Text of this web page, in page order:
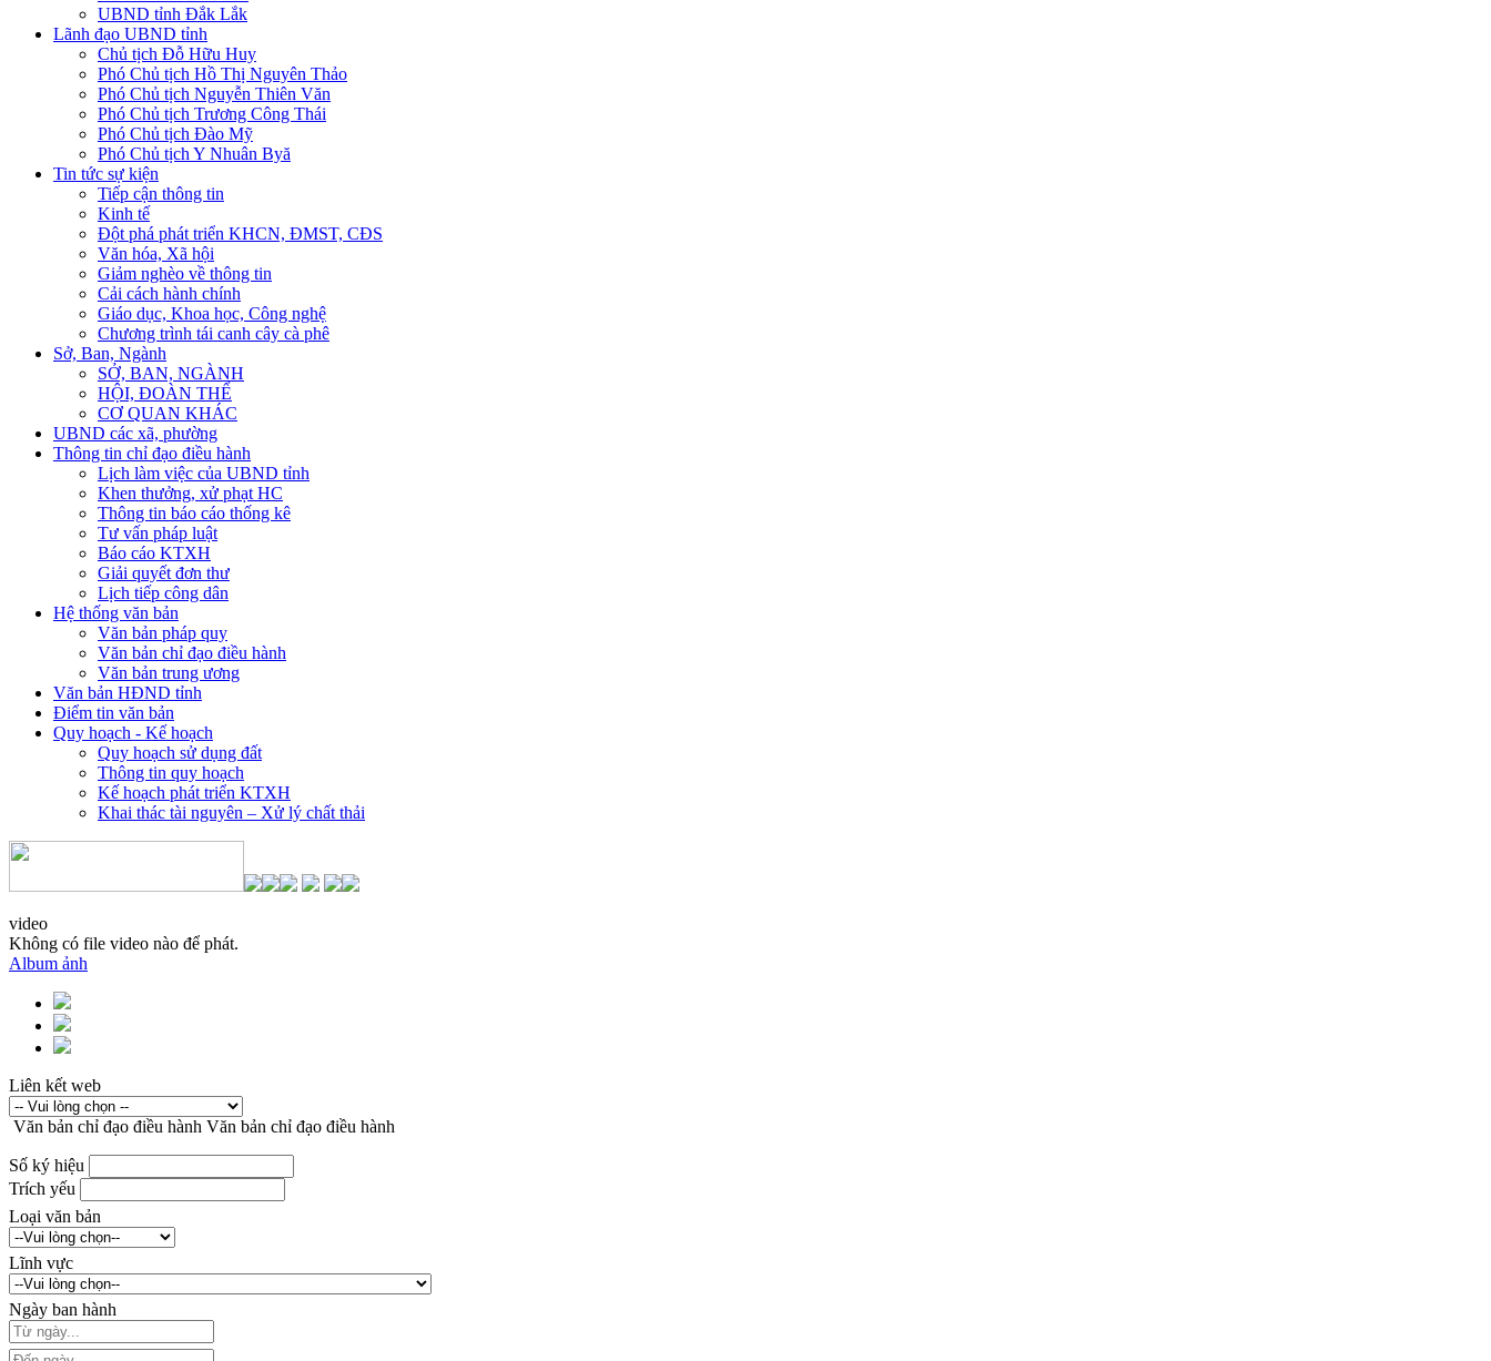
UBND tỉnh Đắk Lắk
Lãnh đạo UBND tỉnh
Chủ tịch Đỗ Hữu Huy
Phó Chủ tịch Hồ Thị Nguyên Thảo
Phó Chủ tịch Nguyễn Thiên Văn
Phó Chủ tịch Trương Công Thái
Phó Chủ tịch Đào Mỹ
Phó Chủ tịch Y Nhuân Byă
Tin tức sự kiện
Tiếp cận thông tin
Kinh tế
Đột phá phát triển KHCN, ĐMST, CĐS
Văn hóa, Xã hội
Giảm nghèo về thông tin
Cải cách hành chính
Giáo dục, Khoa học, Công nghệ
Chương trình tái canh cây cà phê
Sở, Ban, Ngành
SỞ, BAN, NGÀNH
HỘI, ĐOÀN THỂ
CƠ QUAN KHÁC
UBND các xã, phường
Thông tin chỉ đạo điều hành
Lịch làm việc của UBND tỉnh
Khen thưởng, xử phạt HC
Thông tin báo cáo thống kê
Tư vấn pháp luật
Báo cáo KTXH
Giải quyết đơn thư
Lịch tiếp công dân
Hệ thống văn bản
Văn bản pháp quy
Văn bản chỉ đạo điều hành
Văn bản trung ương
Văn bản HĐND tỉnh
Điểm tin văn bản
Quy hoạch - Kế hoạch
Quy hoạch sử dụng đất
Thông tin quy hoạch
Kế hoạch phát triển KTXH
Khai thác tài nguyên – Xử lý chất thải
video
Không có file video nào để phát.
Album ảnh
Liên kết web
Văn bản chỉ đạo điều hành Văn bản chỉ đạo điều hành
Số ký hiệu
Trích yếu
Loại văn bản
Lĩnh vực
Ngày ban hành